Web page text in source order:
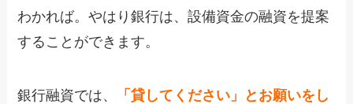
わかれば。やはり銀行は、設備資金の融資を提案
することができます。
銀行融資では、
「貸してください」とお願いをし